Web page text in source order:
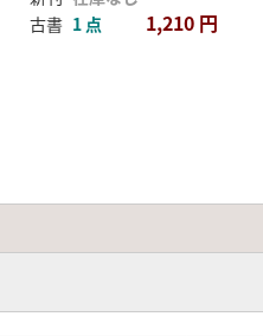
古書 1 点 1,210 円